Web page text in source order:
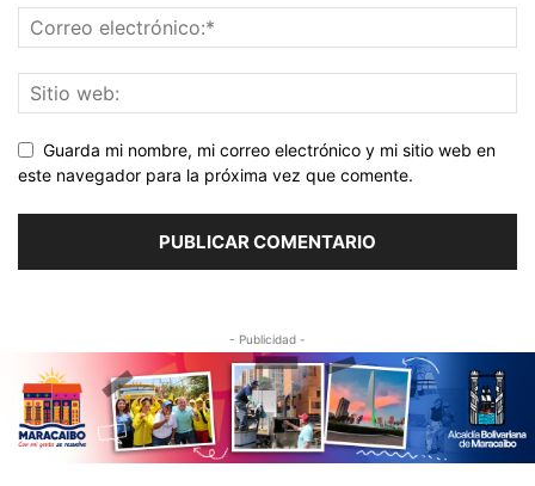
Guarda mi nombre, mi correo electrónico y mi sitio web en
este navegador para la próxima vez que comente.
- Publicidad -